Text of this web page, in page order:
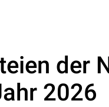
der
2026